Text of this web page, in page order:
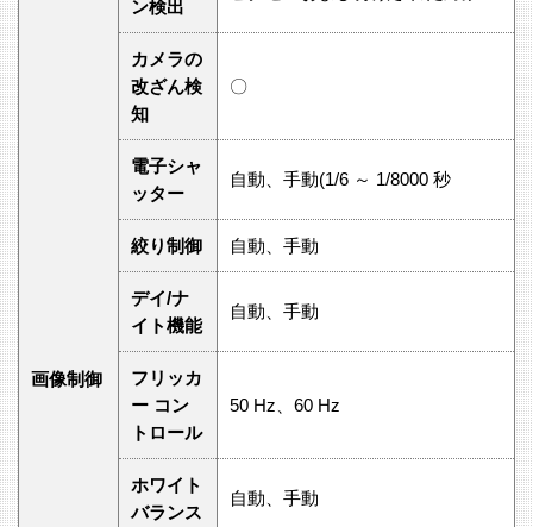
画像制御
ン検出
カメラの
改ざん検
知
〇
電子シャ
ッター
自動、手動(1/6 ～ 1/8000 秒
絞り制御 自動、手動
デイ/ナ
イト機能
自動、手動
フリッカ
ー コン
トロール
50 Hz、60 Hz
ホワイト
バランス
自動、手動